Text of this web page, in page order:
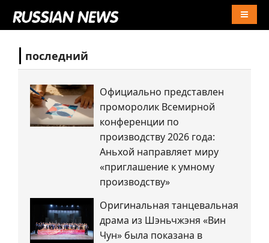
последний
Официально представлен
проморолик Всемирной
конференции по
производству 2026 года:
Аньхой направляет миру
«приглашение к умному
производству»
Оригинальная танцевальная
драма из Шэньчжэня «Вин
Чун» была показана в